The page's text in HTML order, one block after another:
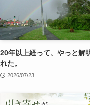
20年以上経って、やっと解
れた。
2026/07/23